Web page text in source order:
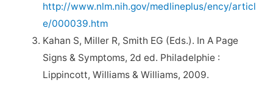
http://www.nlm.nih.gov/medlineplus/ency/articl
e/000039.htm
Kahan S, Miller R, Smith EG (Eds.). In A Page
Signs & Symptoms, 2d ed. Philadelphie :
Lippincott, Williams & Williams, 2009.